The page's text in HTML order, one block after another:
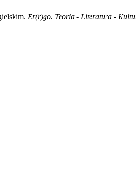
Er(r)go. Teoria - Literatura -